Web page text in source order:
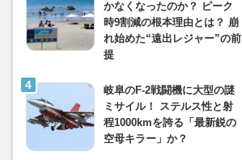
かなくなったのか？ ピーク
時9割減の根本理由とは？ 崩
れ始めた“遠出レジャー”の前
提
岐阜のF-2戦闘機に大型の謎
ミサイル！ ステルス性と射
程1000kmを誇る「最新鋭の
空母キラー」か？